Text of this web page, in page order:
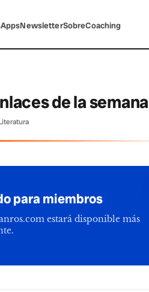
AppsNewsletterSobreCoaching
de la semana
para miembros
estará disponible más